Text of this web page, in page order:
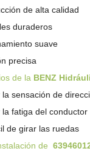
de alta calidad
duraderos
suave
precisa
de la BENZ
la sensación de
la fatiga del conductor
de girar las ruedas
de